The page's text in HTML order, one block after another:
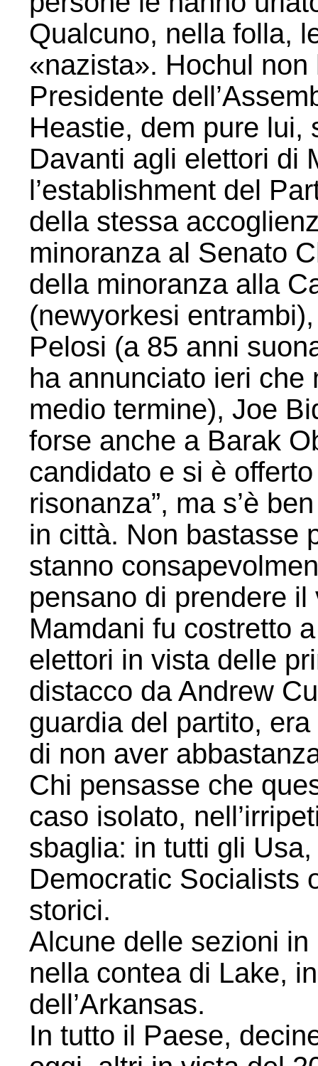
Qualcuno, nella folla,
«nazista». Hochul
Presidente
Heastie, dem pure lui,
Davanti agli elettori di
l’establishment del
della stessa
minoranza al Senato
della minoranza alla
(newyorkesi
Pelosi (a 85 anni
ha annunciato ieri che
medio termine), Joe
forse anche a Barak
candidato e si è
risonanza”, ma s’è
in città. Non bastasse
stanno
pensano di prendere
Mamdani fu costretto
elettori in vista delle
distacco da Andrew
guardia del partito,
di non aver
Chi pensasse che
caso isolato,
sbaglia: in tutti gli
Democratic Socialists
storici.
Alcune delle sezioni
nella contea di Lake,
dell’Arkansas.
In tutto il Paese,